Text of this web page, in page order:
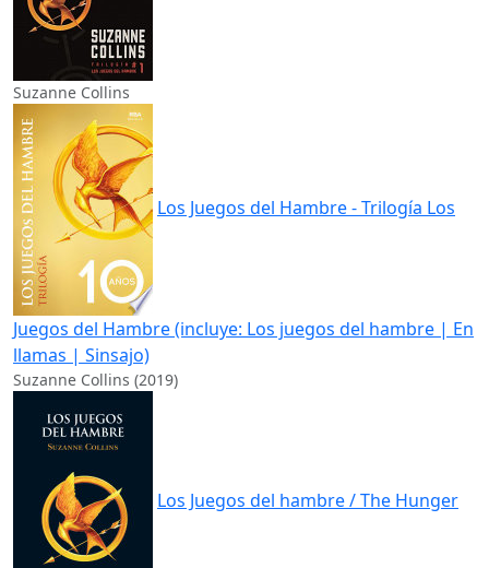
Suzanne Collins
Los Juegos del Hambre - Trilogía Los
Juegos del Hambre (incluye: Los juegos del hambre | En
llamas | Sinsajo)
Suzanne Collins (2019)
Los Juegos del hambre / The Hunger